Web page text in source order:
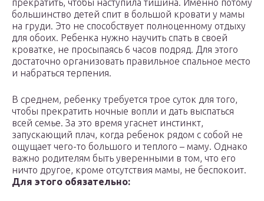
прекратить, чтобы наступила тишина. Именно потому
большинство детей спит в большой кровати у мамы
на груди. Это не способствует полноценному отдыху
для обоих. Ребенка нужно научить спать в своей
кроватке, не просыпаясь 6 часов подряд. Для этого
достаточно организовать правильное спальное место
и набраться терпения.
В среднем, ребенку требуется трое суток для того,
чтобы прекратить ночные вопли и дать выспаться
всей семье. За это время угаснет инстинкт,
запускающий плач, когда ребенок рядом с собой не
ощущает чего-то большого и теплого – маму. Однако
важно родителям быть уверенными в том, что его
ничто другое, кроме отсутствия мамы, не беспокоит.
Для этого обязательно: